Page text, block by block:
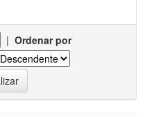
| Ordenar por